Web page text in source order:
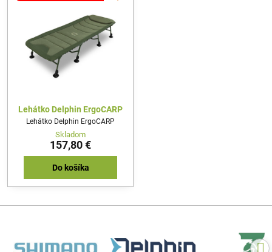
Lehátko Delphin ErgoCARP
Lehátko Delphin ErgoCARP
Skladom
157,80 €
Do košíka